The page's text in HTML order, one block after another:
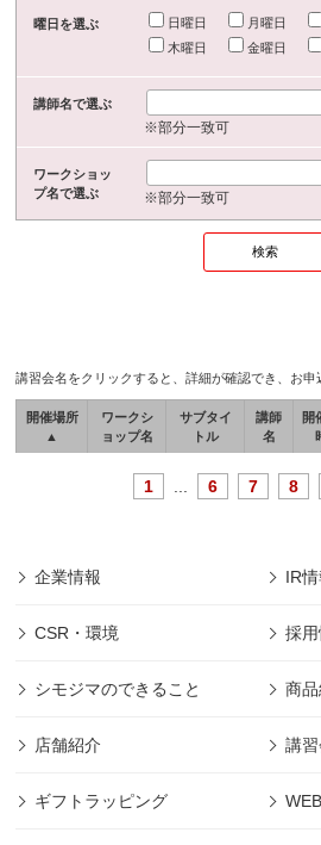
曜日を選ぶ 日曜日 月曜日
木曜日
金曜日
講師名で選ぶ
※部分一致可
ワークショッ
プ名で選ぶ
※部分一致可
講習会名をクリックすると、詳細が確認でき、お申
開催場所
▲
ワークシ
ョップ名
サブタイ
トル
講師
名
開
1 6 7 8
企業情報 IR
CSR・環境 採
シモジマのできること 商
店舗紹介 講
ギフトラッピング